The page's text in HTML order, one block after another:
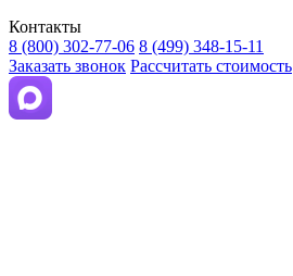
Контакты
8 (800) 302-77-06 8 (499) 348-15-11
Заказать звонок Рассчитать стоимость